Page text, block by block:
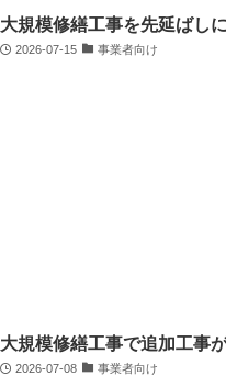
大規模修繕工事を先延ばし
2026-07-15 事業者向け
大規模修繕工事で追加工事
2026-07-08 事業者向け